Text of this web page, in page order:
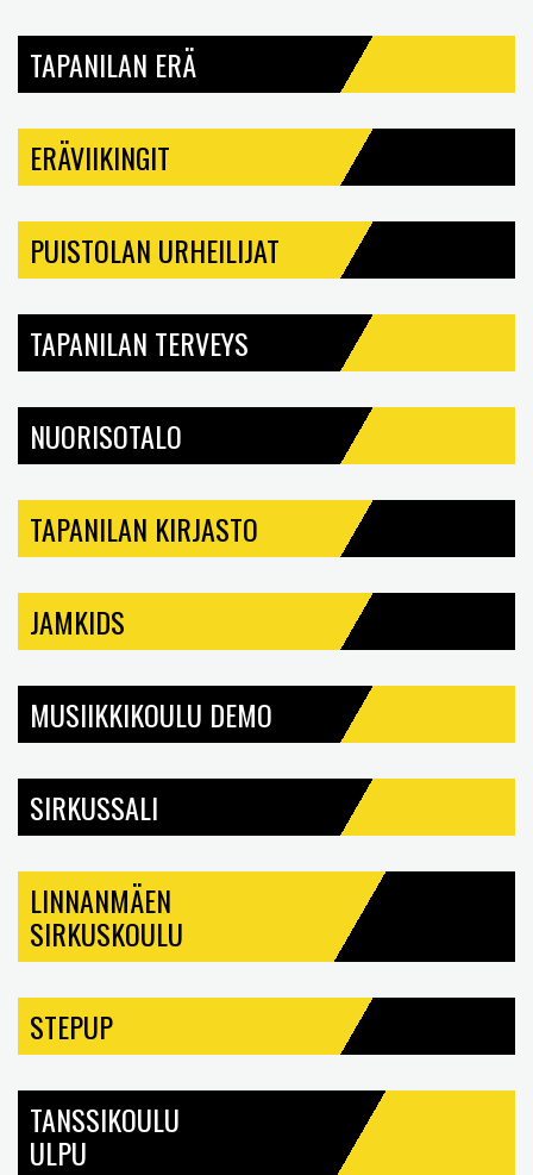
TAPANILAN ERÄ
ERÄVIIKINGIT
PUISTOLAN URHEILIJAT
TAPANILAN TERVEYS
NUORISOTALO
TAPANILAN KIRJASTO
JAMKIDS
MUSIIKKIKOULU DEMO
SIRKUSSALI
LINNANMÄEN
SIRKUSKOULU
STEPUP
TANSSIKOULU
ULPU